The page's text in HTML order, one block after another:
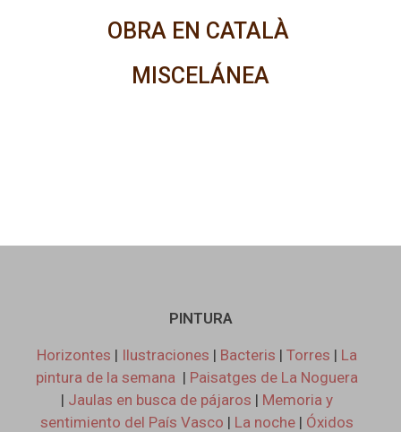
OBRA EN CATALÀ
MISCELÁNEA
PINTURA
Horizontes | Ilustraciones | Bacteris | Torres | La
pintura de la semana | Paisatges de La Noguera
| Jaulas en busca de pájaros | Memoria y
sentimiento del País Vasco | La noche| Óxidos